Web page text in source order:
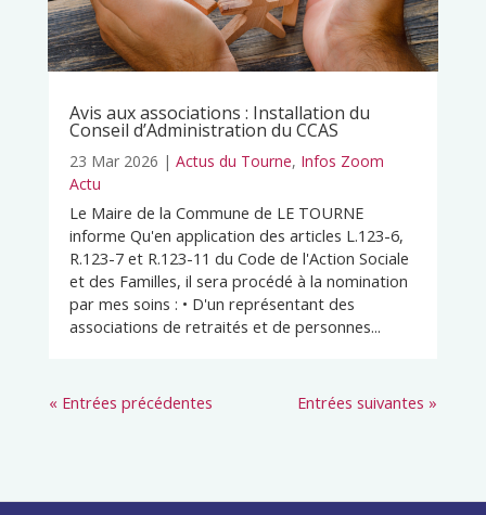
Avis aux associations : Installation du
Conseil d’Administration du CCAS
23 Mar 2026 | Actus du Tourne, Infos Zoom
Actu
Le Maire de la Commune de LE TOURNE
informe Qu'en application des articles L.123-6,
R.123-7 et R.123-11 du Code de l'Action Sociale
et des Familles, il sera procédé à la nomination
par mes soins : • D'un représentant des
associations de retraités et de personnes...
« Entrées précédentes Entrées suivantes »